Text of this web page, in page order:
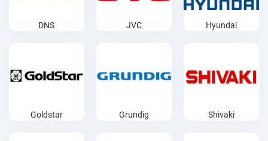
DNS JVC Hyundai
Goldstar Grundig Shivaki